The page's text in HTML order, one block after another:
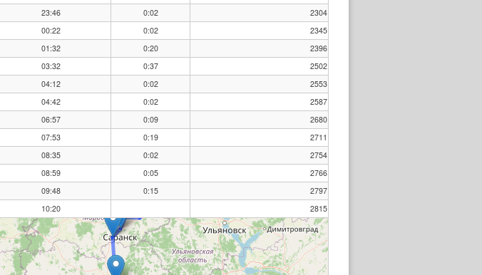
23:46 0:02 2304
00:22 0:02 2345
01:32 0:20 2396
03:32 0:37 2502
04:12 0:02 2553
04:42 0:02 2587
06:57 0:09 2680
07:53 0:19 2711
08:35 0:02 2754
08:59 0:05 2766
09:48 0:15 2797
10:20 2815